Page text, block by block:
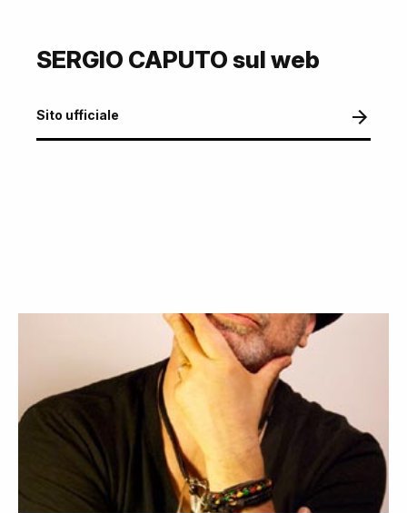
SERGIO CAPUTO sul web
Sito ufficiale